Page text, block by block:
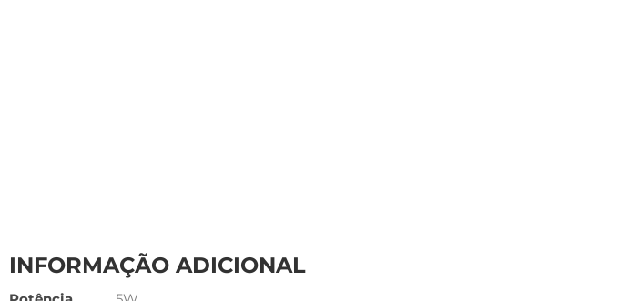
INFORMAÇÃO ADICIONAL